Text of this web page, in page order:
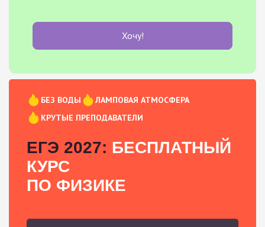
Хочу!
БЕЗ ВОДЫ
ЛАМПОВАЯ АТМОСФЕРА
КРУТЫЕ ПРЕПОДАВАТЕЛИ
ЕГЭ 2027: БЕСПЛАТНЫЙ
КУРС
ПО ФИЗИКЕ